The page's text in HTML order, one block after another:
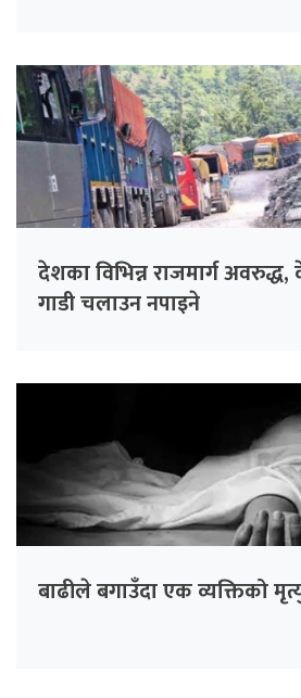
देशका विभिन्न राजमार्ग
गाडी चलाउन नपाइने
बाढीले बगाउँदा एक व्यक्तिको